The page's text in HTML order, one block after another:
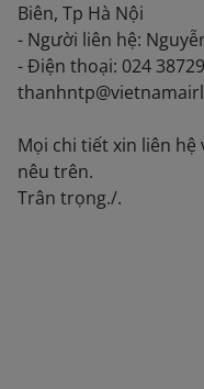
Biên, Tp Hà Nội
- Người liên hệ:
- Điện thoại: 024
Mọi chi tiết xin liên
nêu trên.
Trân trọng./.